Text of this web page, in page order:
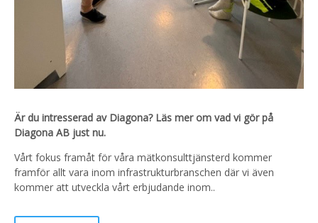
Är du intresserad av Diagona? Läs mer om vad vi gör på
Diagona AB just nu.
Vårt fokus framåt för våra mätkonsulttjänsterd kommer
framför allt vara inom infrastrukturbranschen där vi även
kommer att utveckla vårt erbjudande inom..